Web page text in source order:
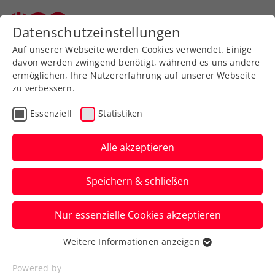
Aktuelle News
News filtern
Datenschutzeinstellungen
Auf unserer Webseite werden Cookies verwendet. Einige
davon werden zwingend benötigt, während es uns andere
ermöglichen, Ihre Nutzererfahrung auf unserer Webseite
zu verbessern.
Essenziell Statistiken
Alle akzeptieren
Speichern & schließen
Nur essenzielle Cookies akzeptieren
Essenziell
Essenzielle Cookies werden für grundlegende
Weitere Informationen anzeigen
Powered by